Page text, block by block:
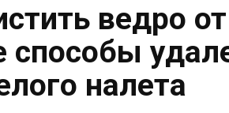
ведро
способы
налета